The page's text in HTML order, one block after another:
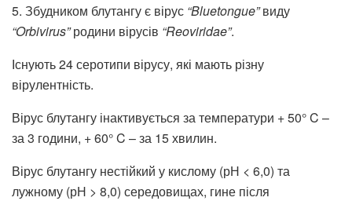
5. Збудником блутангу є вірус “Bluetongue”виду
“Orbivirus”родини вірусів “Reoviridae”.
Існують 24 серотипи вірусу, які мають різну
вірулентність.
Вірус блутангу інактивується за температури + 50° C –
за 3 години, + 60° C – за 15 хвилин.
Вірус блутангу нестійкий у кислому (рН < 6,0) та
лужному (рН > 8,0) середовищах, гине після